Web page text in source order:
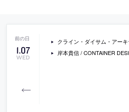
1.07
WED
クライン・ダイサム・アーキテクツの設計で
岸本貴信 / CONTAINER DESIGNに